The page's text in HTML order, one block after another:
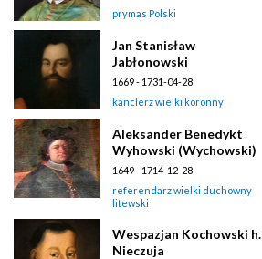
prymas Polski
Jan Stanisław
Jabłonowski
1669 - 1731-04-28
kanclerz wielki koronny
Aleksander Benedykt
Wyhowski (Wychowski)
1649 - 1714-12-28
referendarz wielki duchowny
litewski
Wespazjan Kochowski h.
Nieczuja